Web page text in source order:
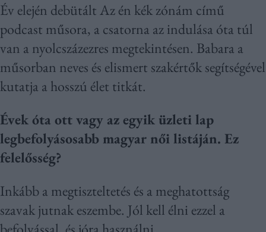
Év elején debütált Az én kék zónám című
podcast műsora, a csatorna az indulása óta túl
van a nyolcszázezres megtekintésen. Babara a
műsorban neves és elismert szakértők segítségével
kutatja a hosszú élet titkát.
Évek óta ott vagy az egyik üzleti lap
legbefolyásosabb magyar női listáján. Ez
felelősség?
Inkább a megtiszteltetés és a meghatottság
szavak jutnak eszembe. Jól kell élni ezzel a